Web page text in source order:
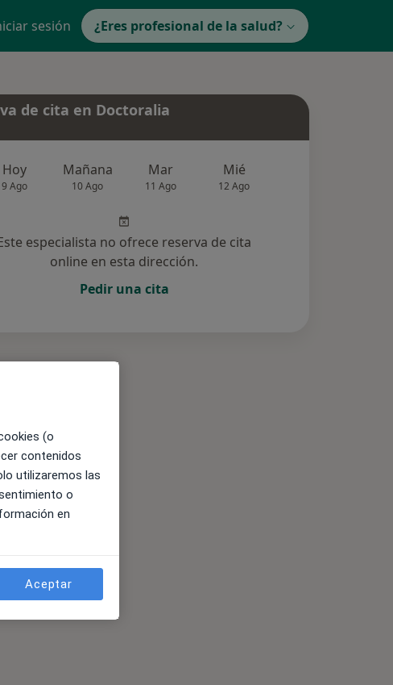
sesión ¿Eres profesional de la salud?
de cita en Doctoralia
Hoy
9 Ago
Mañana
10 Ago
Mar
11 Ago
Mié
12 Ago
especialista no ofrece reserva de cita
online en esta dirección.
Pedir una cita
(o
contenidos
utilizaremos las
o
en
Aceptar